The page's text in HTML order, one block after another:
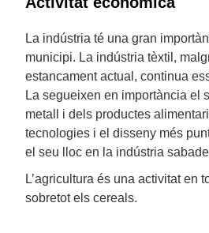
La indústria té una gran
municipi. La indústria tèxtil,
estancament actual, continua
La segueixen en importància el
metall i dels productes
tecnologies i el disseny més
el seu lloc en la indústria
L’agricultura és una activitat en
sobretot els cereals.